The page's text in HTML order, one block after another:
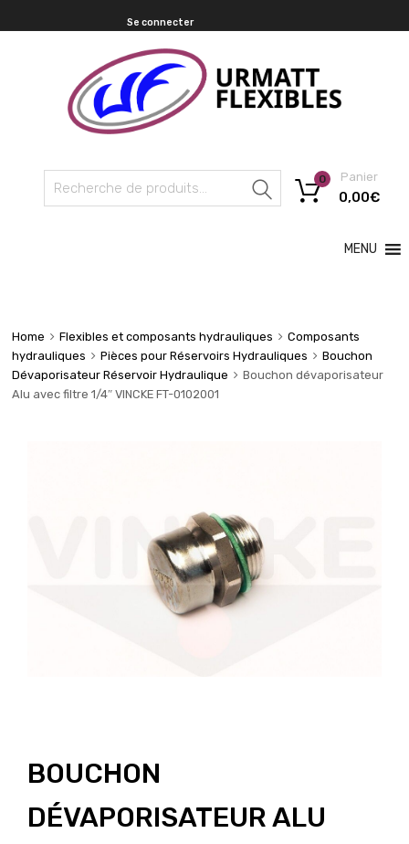
Se connecter
Recherche
Panier
0,00€
0
MENU
Home Flexibles et composants hydrauliques
Composants
hydrauliques
Pièces pour Réservoirs Hydrauliques
Bouchon
Dévaporisateur Réservoir Hydraulique
Bouchon dévaporisateur
Alu avec filtre 1/4″ VINCKE FT-0102001
BOUCHON
DÉVAPORISATEUR ALU